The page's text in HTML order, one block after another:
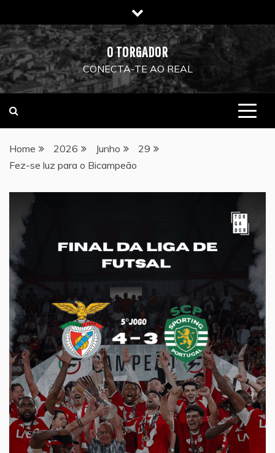
to
content
O TORGADOR
CONECTA-TE AO REAL
Home 2026 Junho
29
Fez-se luz para o Bicampeão